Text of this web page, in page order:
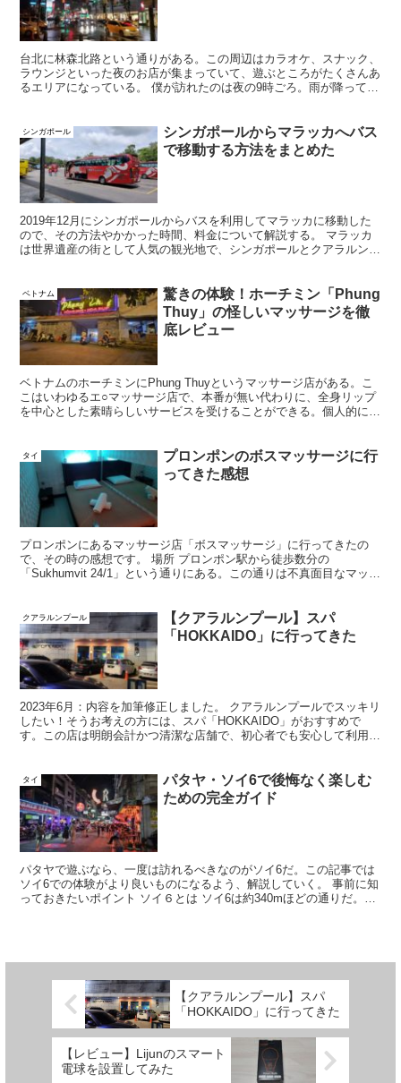
台北に林森北路という通りがある。この周辺はカラオケ、スナック、
ラウンジといった夜のお店が集まっていて、遊ぶところがたくさんあ
るエリアになっている。 僕が訪れたのは夜の9時ごろ。雨が降ってい
シンガポール
シンガポールからマラッカへバス
で移動する方法をまとめた
2019年12月にシンガポールからバスを利用してマラッカに移動した
ので、その方法やかかった時間、料金について解説する。 マラッカ
は世界遺産の街として人気の観光地で、シンガポールとクアラルンプ
ベトナム
驚きの体験！ホーチミン「Phung
Thuy」の怪しいマッサージを徹
底レビュー
ベトナムのホーチミンにPhung Thuyというマッサージ店がある。こ
こはいわゆるエ○マッサージ店で、本番が無い代わりに、全身リップ
を中心とした素晴らしいサービスを受けることができる。個人的に、
タイ
プロンポンのボスマッサージに行
ってきた感想
プロンポンにあるマッサージ店「ボスマッサージ」に行ってきたの
で、その時の感想です。 場所 プロンポン駅から徒歩数分の
「Sukhumvit 24/1」という通りにある。この通りは不真面目なマッサ
クアラルンプール
【クアラルンプール】スパ
「HOKKAIDO」に行ってきた
2023年6月：内容を加筆修正しました。 クアラルンプールでスッキリ
したい！そうお考えの方には、スパ「HOKKAIDO」がおすすめで
す。この店は明朗会計かつ清潔な店舗で、初心者でも安心して利用す
タイ
パタヤ・ソイ6で後悔なく楽しむ
ための完全ガイド
パタヤで遊ぶなら、一度は訪れるべきなのがソイ6だ。この記事では
ソイ6での体験がより良いものになるよう、解説していく。 事前に知
っておきたいポイント ソイ６とは ソイ6は約340mほどの通りだ。両
【クアラルンプール】スパ
「HOKKAIDO」に行ってきた
【レビュー】Lijunのスマート
電球を設置してみた